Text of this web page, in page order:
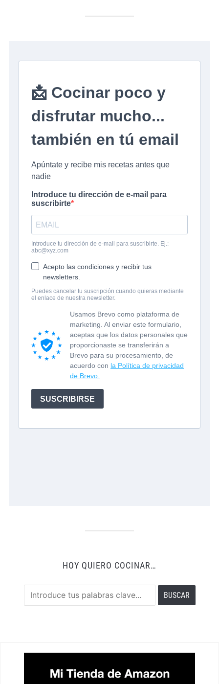
HOY QUIERO COCINAR…